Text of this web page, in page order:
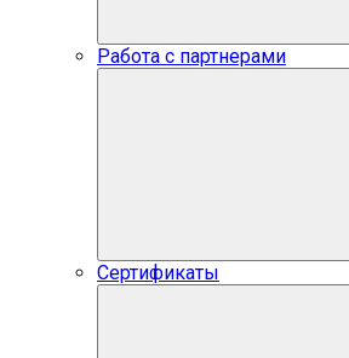
Работа с партнерами
Сертификаты